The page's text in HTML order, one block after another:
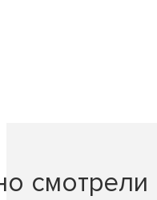
смотрели